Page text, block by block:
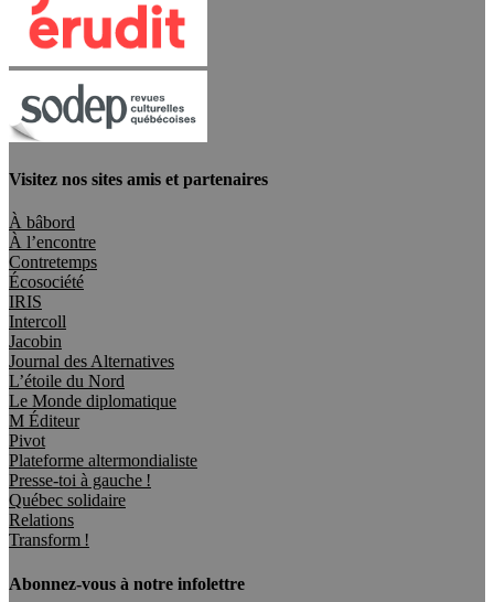
Visitez nos sites amis et partenaires
À bâbord
À l’encontre
Contretemps
Écosociété
IRIS
Intercoll
Jacobin
Journal des Alternatives
L’étoile du Nord
Le Monde diplomatique
M Éditeur
Pivot
Plateforme altermondialiste
Presse-toi à gauche !
Québec solidaire
Relations
Transform !
Abonnez-vous à notre infolettre